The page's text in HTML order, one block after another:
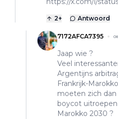
2+ Antwoord
7172AFCA7395
Jaap wie ?
Veel
Argentijns
Frankrijk-
moeten zich
boycot
Marokko 2030 ?